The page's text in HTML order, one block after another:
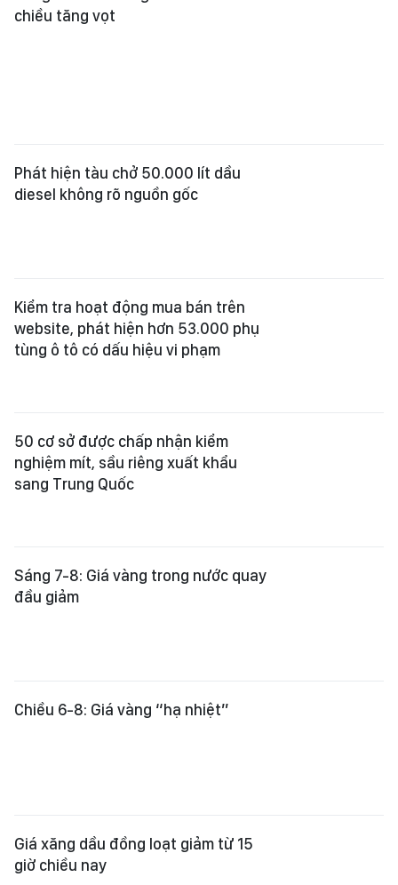
chiều tăng vọt
Phát hiện tàu chở 50.000 lít dầu
diesel không rõ nguồn gốc
Kiểm tra hoạt động mua bán trên
website, phát hiện hơn 53.000 phụ
tùng ô tô có dấu hiệu vi phạm
50 cơ sở được chấp nhận kiểm
nghiệm mít, sầu riêng xuất khẩu
sang Trung Quốc
Sáng 7-8: Giá vàng trong nước quay
đầu giảm
Chiều 6-8: Giá vàng “hạ nhiệt”
Giá xăng dầu đồng loạt giảm từ 15
giờ chiều nay